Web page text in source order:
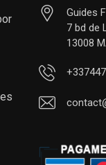
Guides
7 bd de
13008